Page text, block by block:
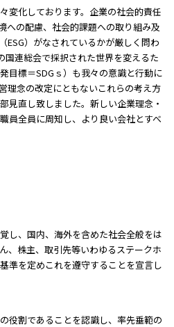
変化しております。企業の社会的責任
への配慮、社会的課題への取り組み及
ESG）がなされているかが厳しく問わ
国連総会で採択された世界を変えるた
目標＝SDGｓ）も我々の意識と行動に
理念の改定にともないこれらの考え方
見直し致しました。新しい企業理念・
員全員に周知し、より良い会社とすべ
し、国内、海外を含めた社会全般をは
、株主、取引先等いわゆるステークホ
準を定めこれを遵守することを宣言し
役割であることを認識し、率先垂範の